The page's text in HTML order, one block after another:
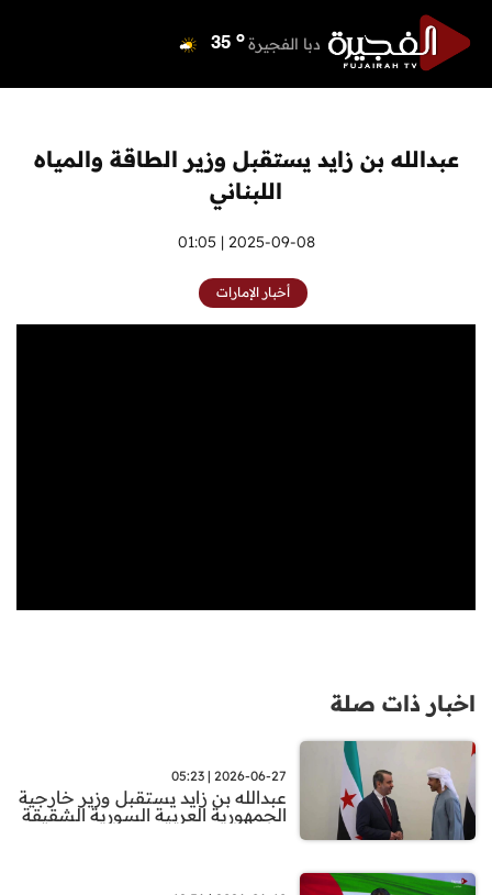
دبا الفجيرة 35 o
أم القيوين 40 o
راس الخيمة 40 o
الفجيرة 34 o
عبدالله بن زايد يستقبل وزير الطاقة والمياه
اللبناني
2025-09-08 | 01:05
أخبار الإمارات
اخبار ذات صلة
2026-06-27 | 05:23
عبدالله بن زايد يستقبل وزير خارجية
الجمهورية العربية السورية الشقيقة